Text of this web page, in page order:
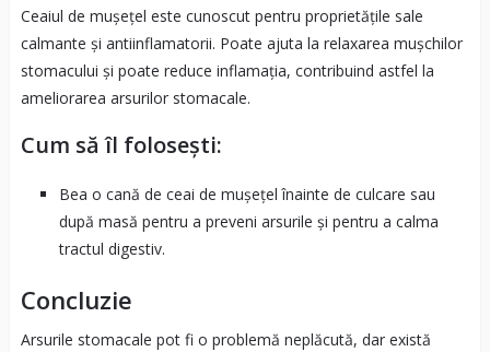
Ceaiul de mușețel este cunoscut pentru proprietățile sale
calmante și antiinflamatorii. Poate ajuta la relaxarea mușchilor
stomacului și poate reduce inflamația, contribuind astfel la
ameliorarea arsurilor stomacale.
Cum să îl folosești:
Bea o cană de ceai de mușețel înainte de culcare sau
după masă pentru a preveni arsurile și pentru a calma
tractul digestiv.
Concluzie
Arsurile stomacale pot fi o problemă neplăcută, dar există